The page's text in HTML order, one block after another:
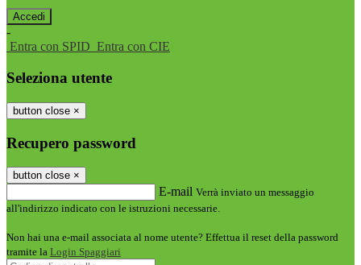
-
Entra con SPID Entra con CIE
Seleziona utente
button close ×
Recupero password
button close ×
E-mail Verrà inviato un messaggio
all'indirizzo indicato con le istruzioni necessarie.
Non hai una e-mail associata al nome utente? Effettua il reset della password
tramite la Login Spaggiari